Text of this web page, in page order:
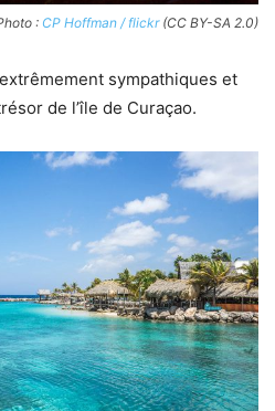
: CP Hoffman / flickr(CC BY-SA 2.0)
sympathiques et
de l’île de Curaçao.